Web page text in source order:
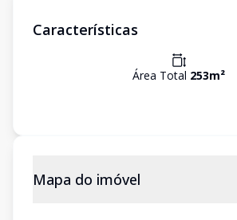
Características
Área Total 253m²
Mapa do imóvel